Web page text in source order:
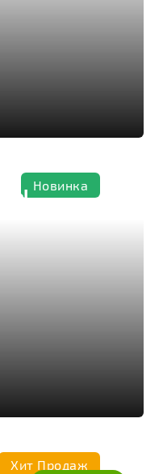
Новинка
Хит Продаж